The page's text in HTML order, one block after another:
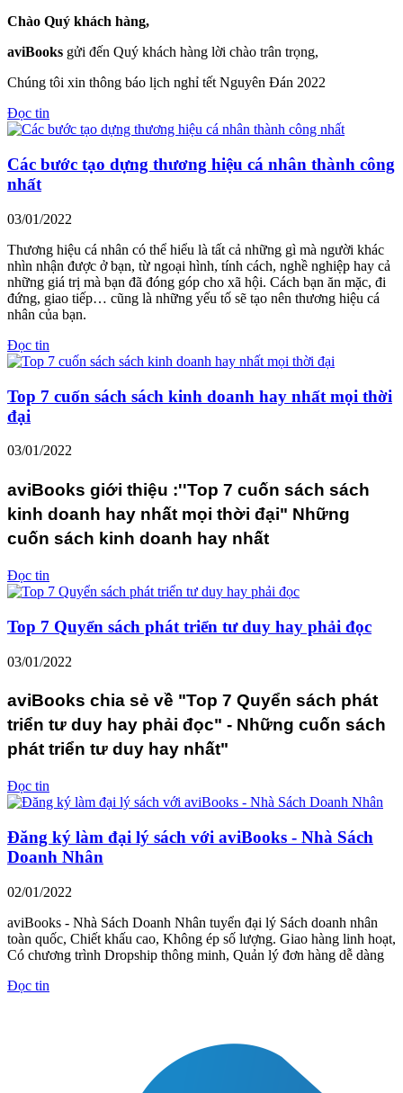
Chào Quý khách hàng,
aviBooks gửi đến Quý khách hàng lời chào trân trọng,
Chúng tôi xin thông báo lịch nghỉ tết Nguyên Đán 2022
Đọc tin
Các bước tạo dựng thương hiệu cá nhân thành công
nhất
03/01/2022
Thương hiệu cá nhân có thể hiểu là tất cả những gì mà người khác
nhìn nhận được ở bạn, từ ngoại hình, tính cách, nghề nghiệp hay cả
những giá trị mà bạn đã đóng góp cho xã hội. Cách bạn ăn mặc, đi
đứng, giao tiếp… cũng là những yếu tố sẽ tạo nên thương hiệu cá
nhân của bạn.
Đọc tin
Top 7 cuốn sách sách kinh doanh hay nhất mọi thời
đại
03/01/2022
aviBooks giới thiệu :''Top 7 cuốn sách sách
kinh doanh hay nhất mọi thời đại" Những
cuốn sách kinh doanh hay nhất
Đọc tin
Top 7 Quyển sách phát triển tư duy hay phải đọc
03/01/2022
aviBooks chia sẻ về "Top 7 Quyển sách phát
triển tư duy hay phải đọc" - Những cuốn sách
phát triển tư duy hay nhất"
Đọc tin
Đăng ký làm đại lý sách với aviBooks - Nhà Sách
Doanh Nhân
02/01/2022
aviBooks - Nhà Sách Doanh Nhân tuyển đại lý Sách doanh nhân
toàn quốc, Chiết khấu cao, Không ép số lượng. Giao hàng linh hoạt,
Có chương trình Dropship thông minh, Quản lý đơn hàng dễ dàng
Đọc tin